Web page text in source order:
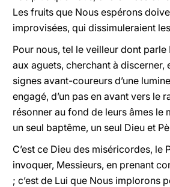
Les fruits que Nous espérons
improvisées, qui dissimuleraient
Pour nous, tel le veilleur dont parle
aux aguets, cherchant à discerner,
signes avant-coureurs d’une
engagé, d’un pas en avant vers le
résonner au fond de leurs âmes le
un seul baptême, un seul Dieu et
C’est ce Dieu des miséricordes,
invoquer, Messieurs, en prenant
; c’est de Lui que Nous implorons